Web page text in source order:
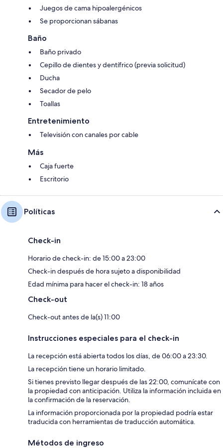
Juegos de cama hipoalergénicos
Se proporcionan sábanas
Baño
Baño privado
Cepillo de dientes y dentífrico (previa solicitud)
Ducha
Secador de pelo
Toallas
Entretenimiento
Televisión con canales por cable
Más
Caja fuerte
Escritorio
Políticas
Check-in
Horario de check-in: de 15:00 a 23:00
Check-in después de hora sujeto a disponibilidad
Edad mínima para hacer el check-in: 18 años
Check-out
Check-out antes de la(s) 11:00
Instrucciones especiales para el check-in
La recepción está abierta todos los días, de 06:00 a 23:30.
La recepción tiene un horario limitado.
Si tienes previsto llegar después de las 22:00, comunícate con
la propiedad con anticipación. Utiliza la información incluida en
la confirmación de la reservación.
La información proporcionada por la propiedad podría estar
traducida con herramientas de traducción automática.
Métodos de ingreso